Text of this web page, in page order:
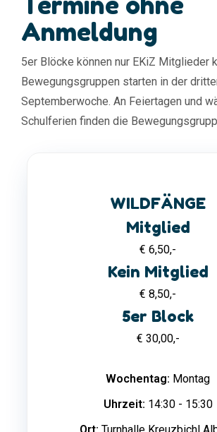
Anmeldung
5er Blöcke können nur EKiZ Mitglieder
Bewegungsgruppen starten in der
Septemberwoche. An Feiertagen und
Schulferien finden die
WILDFÄNGE
Mitglied
€ 6,50,-
Kein Mitglied
€ 8,50,-
5er Block
€ 30,00,-
Wochentag: Montag
Uhrzeit: 14:30 - 15:30